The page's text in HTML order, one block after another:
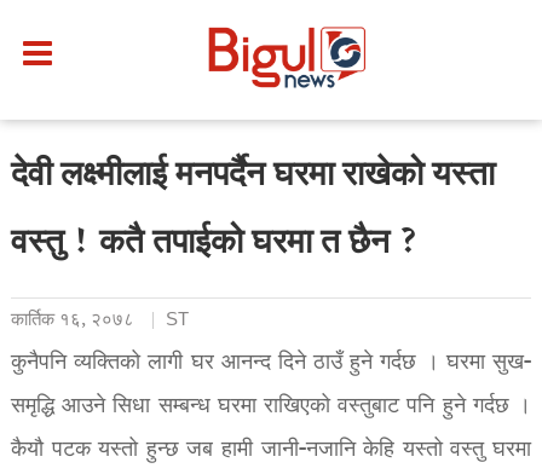
देवी लक्ष्मीलाई मनपर्दैन घरमा राखेको यस्ता
वस्तु ! कतै तपाईको घरमा त छैन ?
कार्तिक १६, २०७८ ST
कुनैपनि व्यक्तिको लागी घर आनन्द दिने ठाउँ हुने गर्दछ । घरमा सुख-
समृद्धि आउने सिधा सम्बन्ध घरमा राखिएको वस्तुबाट पनि हुने गर्दछ ।
कैयौ पटक यस्तो हुन्छ जब हामी जानी-नजानि केहि यस्तो वस्तु घरमा